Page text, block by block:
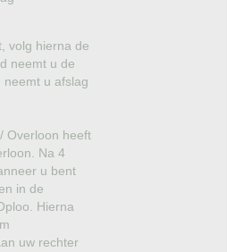
volg hierna de
neemt u de
u afslag
Overloon heeft
Na 4
u bent
in de
Hierna
uw rechter